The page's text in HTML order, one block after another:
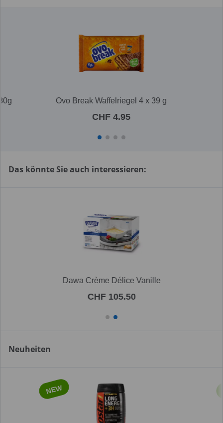
Ovo Break Waffelriegel 4 x 39 g
CHF 4.95
Das könnte Sie auch interessieren:
Dawa Crème Délice Vanille
CHF 105.50
Neuheiten
NEW